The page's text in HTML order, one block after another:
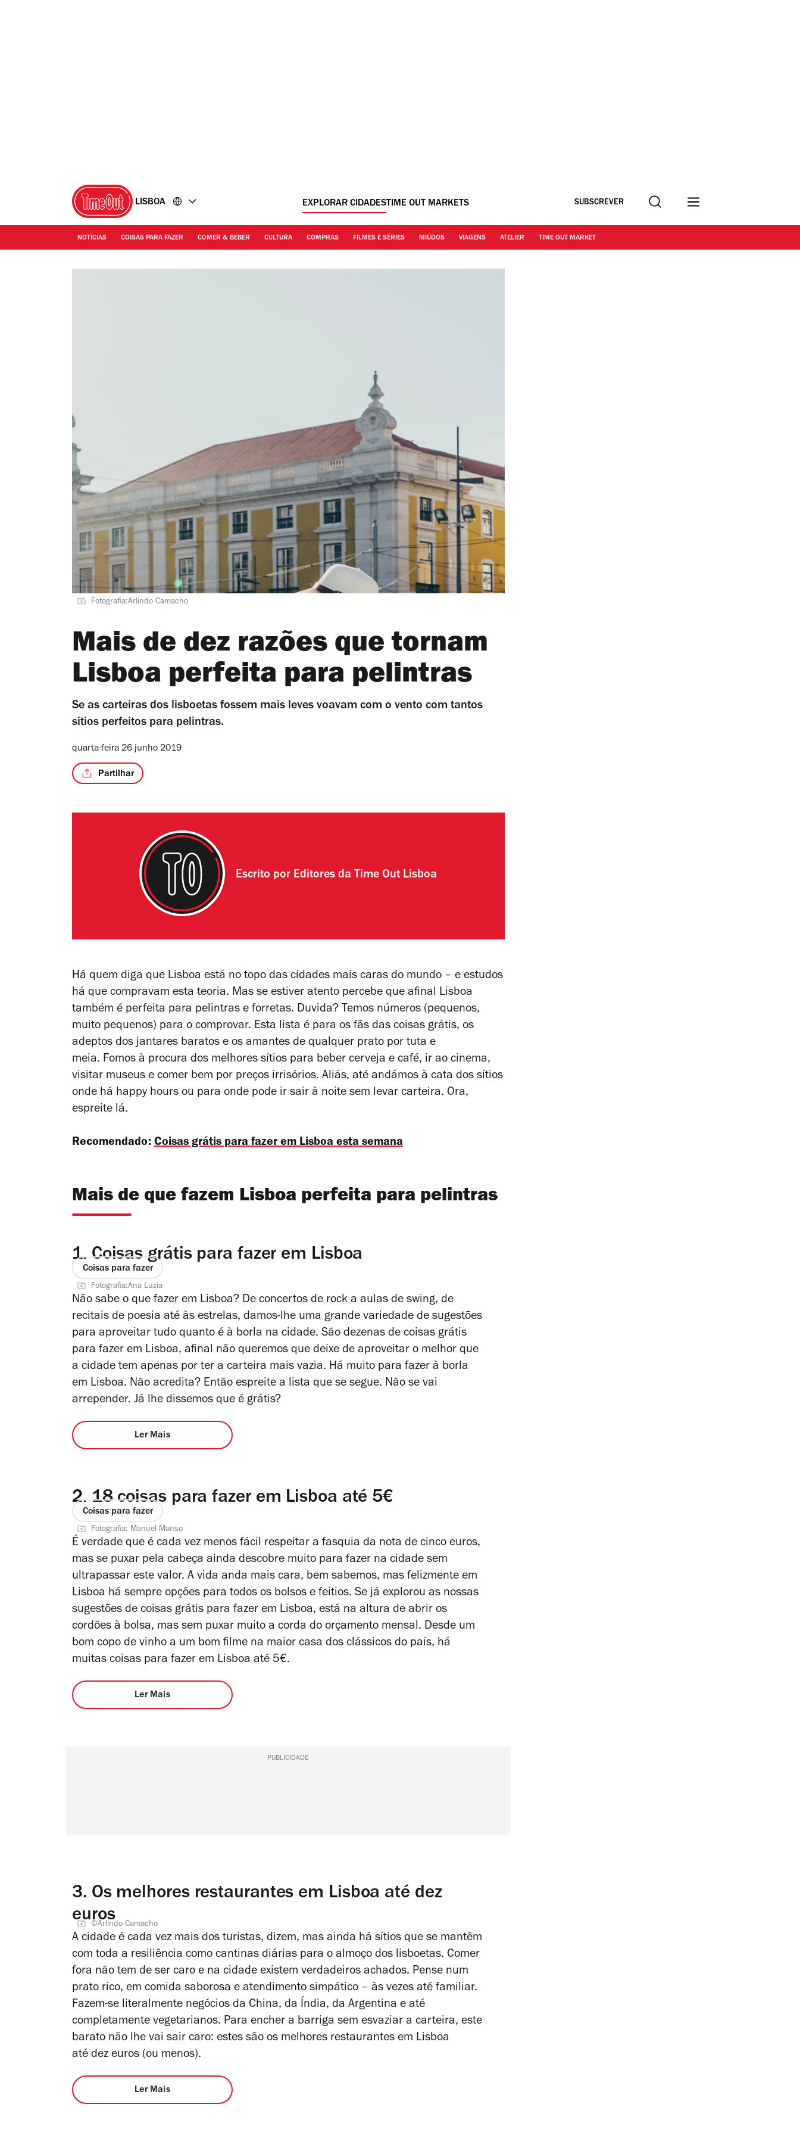
LISBOA EXPLORAR CIDADESTIME OUT MARKETS SUBSCREVER Procurar
NOTÍCIAS COISAS PARA FAZER COMER & BEBER CULTURA COMPRAS FILMES E SÉRIES MIÚDOS VIAGENS ATELIER TIME OUT MARKET
Fotografia:Arlindo Camacho
Mais de dez razões que tornam
Lisboa perfeita para pelintras
Se as carteiras dos lisboetas fossem mais leves voavam com o vento com tantos
sítios perfeitos para pelintras.
quarta-feira 26 junho 2019
Partilhar
Escrito por Editores da Time Out Lisboa
Há quem diga que Lisboa está no topo das cidades mais caras do mundo – e estudos
há que compravam esta teoria. Mas se estiver atento percebe que afinal Lisboa
também é perfeita para pelintras e forretas. Duvida? Temos números (pequenos,
muito pequenos) para o comprovar. Esta lista é para os fãs das coisas grátis, os
adeptos dos jantares baratos e os amantes de qualquer prato por tuta e
meia. Fomos à procura dos melhores sítios para beber cerveja e café, ir ao cinema,
visitar museus e comer bem por preços irrisórios. Aliás, até andámos à cata dos sítios
onde há happy hours ou para onde pode ir sair à noite sem levar carteira. Ora,
espreite lá.
Recomendado: Coisas grátis para fazer em Lisboa esta semana
Mais de que fazem Lisboa perfeita para pelintras
1. Coisas grátis para fazer em Lisboa
Coisas para fazer
Fotografia:Ana Luzia
Não sabe o que fazer em Lisboa? De concertos de rock a aulas de swing, de
recitais de poesia até às estrelas, damos-lhe uma grande variedade de sugestões
para aproveitar tudo quanto é à borla na cidade. São dezenas de coisas grátis
para fazer em Lisboa, afinal não queremos que deixe de aproveitar o melhor que
a cidade tem apenas por ter a carteira mais vazia. Há muito para fazer à borla
em Lisboa. Não acredita? Então espreite a lista que se segue. Não se vai
arrepender. Já lhe dissemos que é grátis?
Ler Mais
2. 18 coisas para fazer em Lisboa até 5€
Coisas para fazer
Fotografia: Manuel Manso
É verdade que é cada vez menos fácil respeitar a fasquia da nota de cinco euros,
mas se puxar pela cabeça ainda descobre muito para fazer na cidade sem
ultrapassar este valor. A vida anda mais cara, bem sabemos, mas felizmente em
Lisboa há sempre opções para todos os bolsos e feitios. Se já explorou as nossas
sugestões de coisas grátis para fazer em Lisboa, está na altura de abrir os
cordões à bolsa, mas sem puxar muito a corda do orçamento mensal. Desde um
bom copo de vinho a um bom filme na maior casa dos clássicos do país, há
muitas coisas para fazer em Lisboa até 5€.
Ler Mais
PUBLICIDADE
3. Os melhores restaurantes em Lisboa até dez
euros
©Arlindo Camacho
A cidade é cada vez mais dos turistas, dizem, mas ainda há sítios que se mantêm
com toda a resiliência como cantinas diárias para o almoço dos lisboetas. Comer
fora não tem de ser caro e na cidade existem verdadeiros achados. Pense num
prato rico, em comida saborosa e atendimento simpático – às vezes até familiar.
Fazem-se literalmente negócios da China, da Índia, da Argentina e até
completamente vegetarianos. Para encher a barriga sem esvaziar a carteira, este
barato não lhe vai sair caro: estes são os melhores restaurantes em Lisboa
até dez euros (ou menos).
Ler Mais